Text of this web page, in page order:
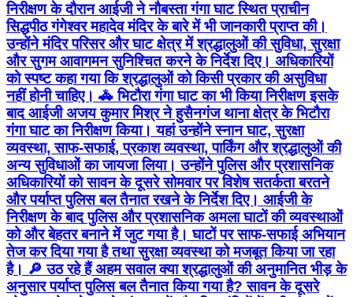
निरीक्षण के दौरान आईजी ने नौबस्ता गंगा घाट स्थित प्राचीन
सिद्धपीठ गंगेश्वर महादेव मंदिर के बारे में भी जानकारी प्राप्त की।
उन्होंने मंदिर परिसर और घाट क्षेत्र में श्रद्धालुओं की सुविधा, सुरक्षा
और सुगम आवागमन सुनिश्चित करने के निर्देश दिए। अधिकारियों
को स्पष्ट कहा गया कि श्रद्धालुओं को किसी प्रकार की असुविधा
नहीं होनी चाहिए। 🚓 भिटौरा गंगा घाट का भी किया निरीक्षण इसके
बाद आईजी अजय कुमार मिश्र ने हुसैनगंज थाना क्षेत्र के भिटौरा
गंगा घाट का निरीक्षण किया। यहां उन्होंने स्नान घाट, सुरक्षा
व्यवस्था, साफ-सफाई, प्रकाश व्यवस्था, पार्किंग और श्रद्धालुओं की
अन्य सुविधाओं का जायजा लिया। उन्होंने पुलिस और प्रशासनिक
अधिकारियों को सावन के दूसरे सोमवार पर विशेष सतर्कता बरतने
और पर्याप्त पुलिस बल तैनात रखने के निर्देश दिए। आईजी के
निरीक्षण के बाद पुलिस और प्रशासनिक अमला घाटों की व्यवस्थाओं
को और बेहतर बनाने में जुट गया है। घाटों पर साफ-सफाई अभियान
तेज कर दिया गया है तथा सुरक्षा व्यवस्था को मजबूत किया जा रहा
है। 🔎 उठ रहे हैं अहम सवाल क्या श्रद्धालुओं की अनुमानित भीड़ के
अनुसार पर्याप्त पुलिस बल तैनात किया गया है? सावन के दूसरे